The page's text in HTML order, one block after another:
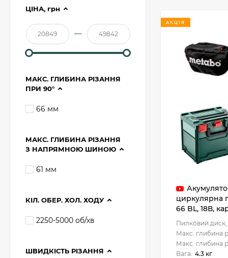
АКЦІЯ
циркулярна
66 BL, 18В,
Пилковий диск,
Макс. глибина
Макс. глибина
Вага: 4.3 кг
ЦІНА, грн
—
МАКС. ГЛИБИНА РІЗАННЯ
ПРИ 90°
66 мм
МАКС. ГЛИБИНА РІЗАННЯ
З НАПРЯМНОЮ ШИНОЮ
61 мм
КІЛ. ОБЕР. ХОЛ. ХОДУ
2250-5000 об/хв
ШВИДКІСТЬ РІЗАННЯ